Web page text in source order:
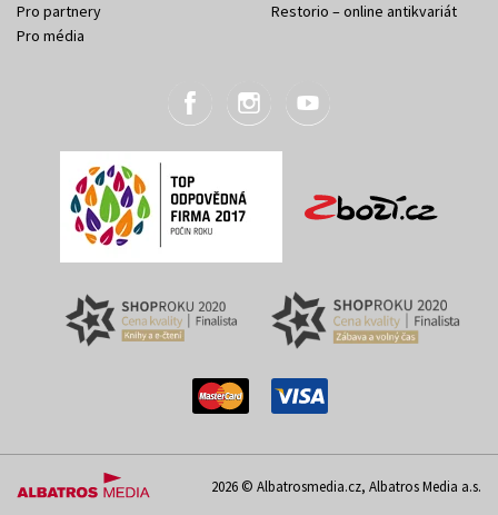
Pro partnery
Pro média
Restorio – online antikvariát
2026 © Albatrosmedia.cz, Albatros Media a.s.